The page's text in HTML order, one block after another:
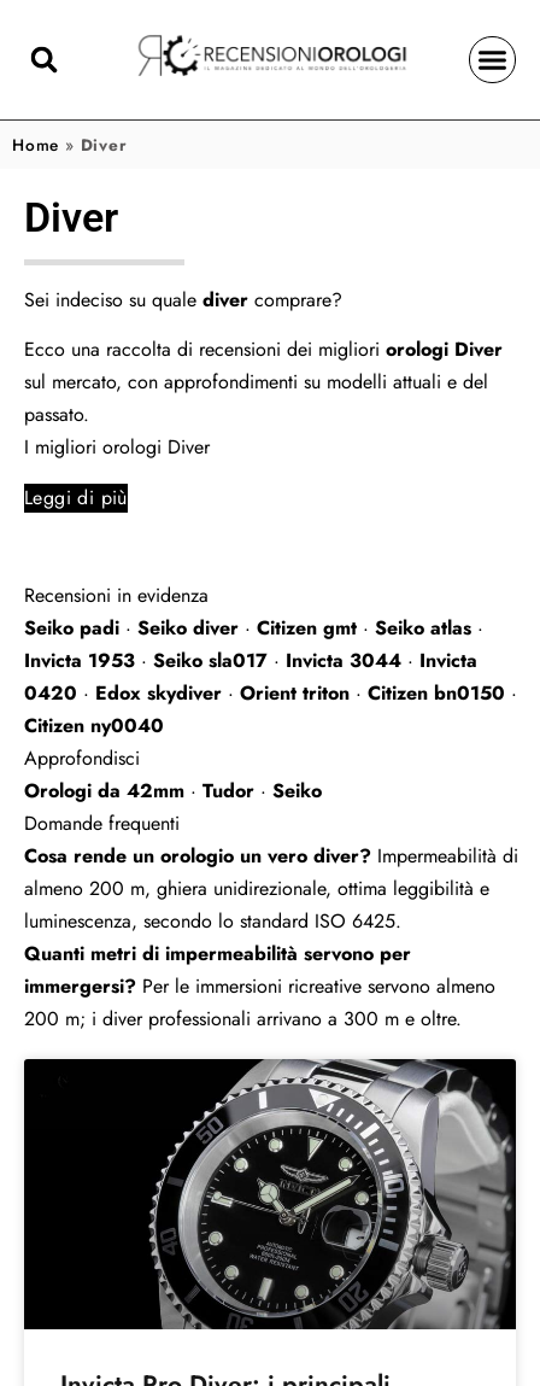
Home » Diver
Diver
Sei indeciso su quale diver comprare?
Ecco una raccolta di recensioni dei migliori orologi Diver
sul mercato, con approfondimenti su modelli attuali e del
passato.
I migliori orologi Diver
Leggi di più
Recensioni in evidenza
Seiko padi · Seiko diver · Citizen gmt · Seiko atlas ·
Invicta 1953 · Seiko sla017 · Invicta 3044 · Invicta
0420 · Edox skydiver · Orient triton · Citizen bn0150 ·
Citizen ny0040
Approfondisci
Orologi da 42mm · Tudor · Seiko
Domande frequenti
Cosa rende un orologio un vero diver? Impermeabilità di
almeno 200 m, ghiera unidirezionale, ottima leggibilità e
luminescenza, secondo lo standard ISO 6425.
Quanti metri di impermeabilità servono per
immergersi? Per le immersioni ricreative servono almeno
200 m; i diver professionali arrivano a 300 m e oltre.